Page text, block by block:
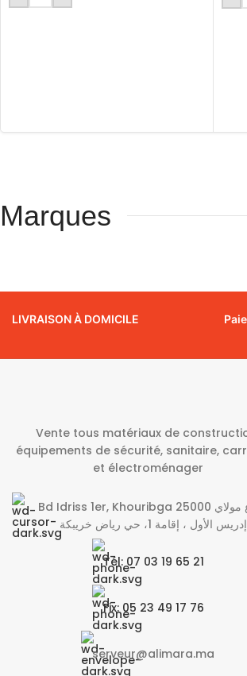
Marques
LIVRAISON À DOMICILE
Vente tous matériaux de
équipements de sécurité, sanitaire,
et électroménager
Bd Idriss 1er, Khouribga 25000 شارع مولاي
إدريس الأول ، إقامة 1، حي رياض خريبكة
Tél: 07 03 19 65 21
Fix: 05 23 49 17 76
serveur@alimara.ma